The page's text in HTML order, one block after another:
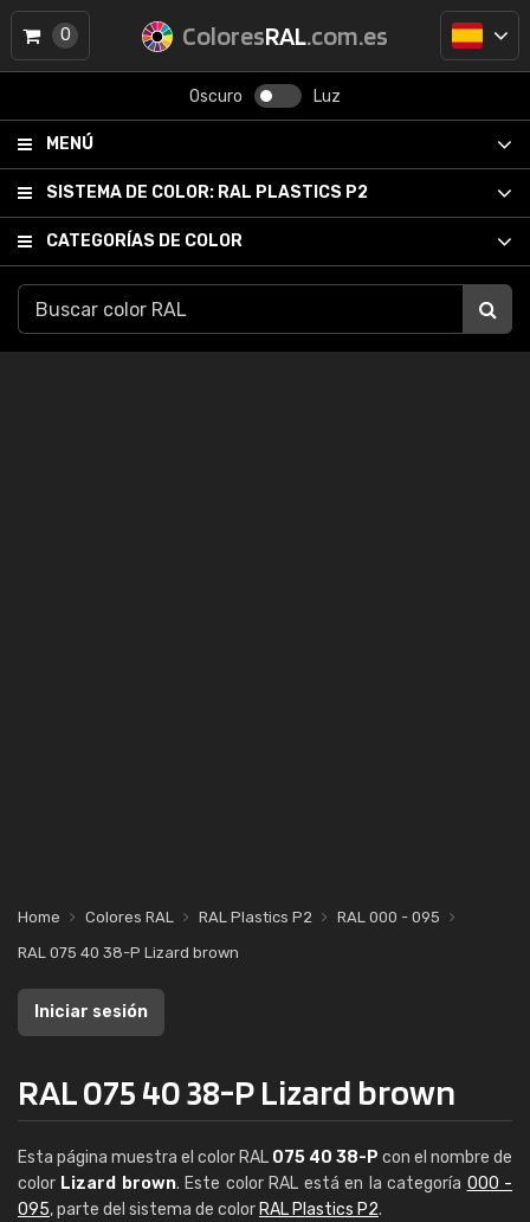
ColoresRAL.com.es
Oscuro Luz
MENÚ
SISTEMA DE COLOR: RAL PLASTICS P2
CATEGORÍAS DE COLOR
0
Home Colores RAL RAL Plastics P2
RAL 000 - 095
RAL 075 40 38-P Lizard brown
Iniciar sesión
RAL 075 40 38-P Lizard brown
Esta página muestra el color RAL 075 40 38-P con el nombre de
color Lizard brown. Este color RAL está en la categoría 000 -
095, parte del sistema de color RAL Plastics P2.